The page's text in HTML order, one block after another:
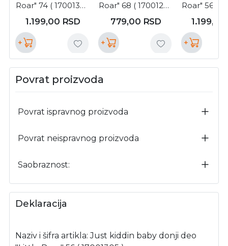
Roar" 74 ( 17001305
)
1.199,00 RSD
+
Roar" 68 ( 17001286
)
779,00 RSD
+
Roar" 56 (
1.199,00
+
Povrat proizvoda
Povrat ispravnog proizvoda
Povrat neispravnog proizvoda
Saobraznost:
Deklaracija
Naziv i šifra artikla: Just kiddin baby donji deo